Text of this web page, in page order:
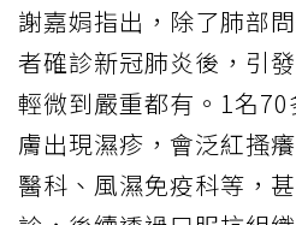
謝嘉娟指出，除了肺部
者確診新冠肺炎後，引
輕微到嚴重都有。1名
膚出現濕疹，會泛紅搔
醫科、風濕免疫科等，